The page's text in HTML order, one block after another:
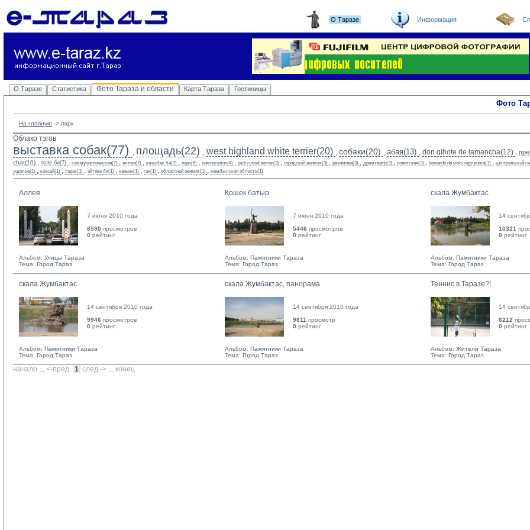
О Таразе Информация
О Таразе Статистика Фото Тараза и области Карта Тараза Гостиницы
Фото
На главную -> парк
Облако тэгов
выставка собак(77) , площадь(22) , west highland white terrier(20) , собаки(20) , абая(13) , don qihote de lamancha(12) ,
chat(10) , толе би(7) , коммунистическая(7) , аллея(7) , казыбек би(7) , парк(6) , химпоселок(4) , jack russel terrier(3) , городской акимат(3) , рахимова(3) , драмтеатр(3) , советская(3) , leonardo da vinci rags puma(3) , центральный
ущелье(1) , коксай(1) , тараз(1) , айтеке би(1) , каньон(1) , гаи(1) , областной акимат(1) , жамбылская область(1)
Аллея
7 июня 2010 года
8590 просмотров
0 рейтинг
Альбом: Улицы Тараза
Тема: Город Тараз
Кошек батыр
7 июня 2010 года
5446 просмотров
0 рейтинг
Альбом: Памятники Тараза
Тема: Город Тараз
скала Жумбактас
14
10321
0 рейтинг
Альбом: Памятники Тараза
Тема: Город Тараз
скала Жумбактас
14 сентября 2010 года
9946 просмотров
0 рейтинг
Альбом: Памятники Тараза
Тема: Город Тараз
скала Жумбактас, панорама
14 сентября 2010 года
9811 просмотр
0 рейтинг
Альбом: Памятники Тараза
Тема: Город Тараз
Теннис в Таразе?!
14
6212
0 рейтинг
Альбом: Жители Тараза
Тема: Город Тараз
начало ... <-пред. 1 след.-> ... конец